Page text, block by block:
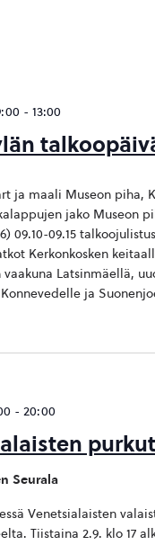
- 13:00
ja maali Museon piha,
jako Museon
09.10-09.15
Kerkonkosken
Latsinmäellä,
ja
- 20:00
Seurala
Venetsialaisten
Tiistaina 2.9. klo 17